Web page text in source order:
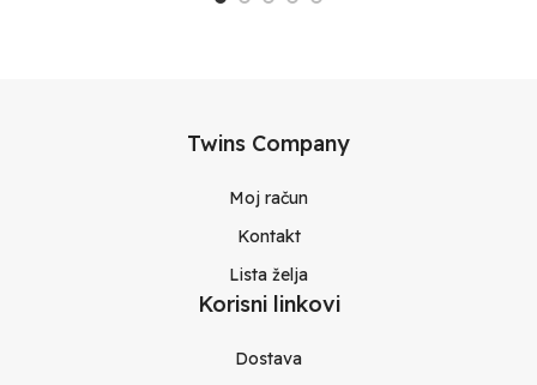
Twins Company
Moj račun
Kontakt
Lista želja
Korisni linkovi
Dostava